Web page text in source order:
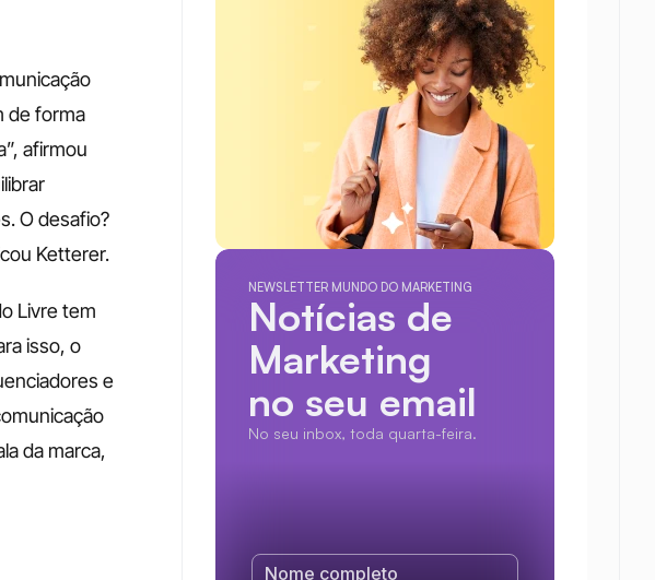
de forma
afirmou
O desafio?
Ketterer.
Livre tem
isso, o
e
da marca,
NEWSLETTER MUNDO DO MARKETING
Notícias de
Marketing
no seu email
No seu inbox, toda quarta-feira.